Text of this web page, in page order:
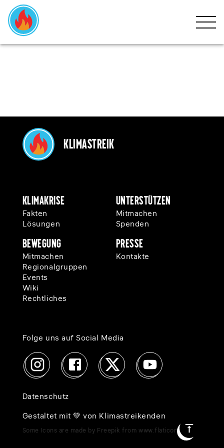
MITMACHEN
EVENTS
SPENDEN
Klimastreik
Klimakrise
Fakten
Lösungen
Unterstützen
Mitmachen
Spenden
Bewegung
Mitmachen
Regionalgruppen
Events
Wiki
Rechtliches
Presse
Kontakte
Folge uns auf Social Media
Datenschutz
Gestaltet mit 💚 von Klimastreikenden
Some Icons are made by Freepik from www.flaticon.com